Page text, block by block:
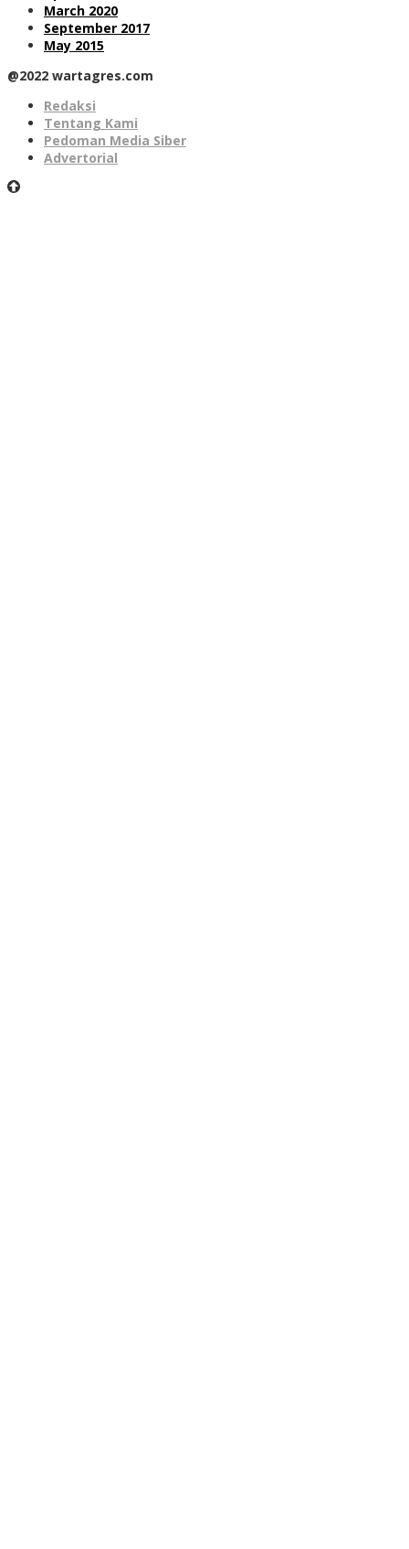
March 2020
September 2017
May 2015
@2022 wartagres.com
Redaksi
Tentang Kami
Pedoman Media Siber
Advertorial